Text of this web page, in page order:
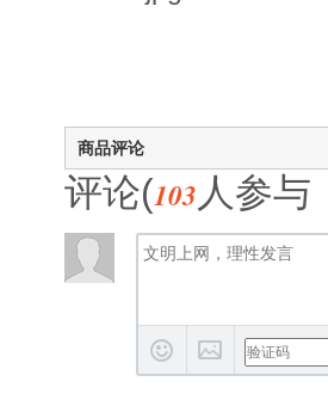
商品评论
评论(103 人参与